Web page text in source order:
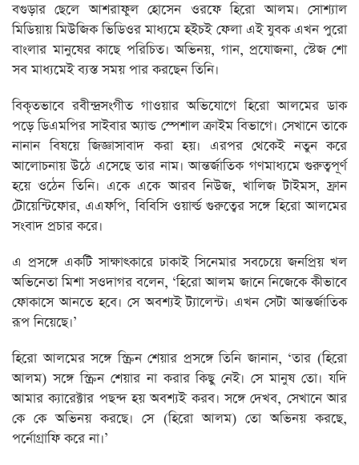
বগুড়ার ছেলে আশরাফুল হোসেন ওরফে হিরো আলম। সোশ্যাল
মিডিয়ায় মিউজিক ভিডিওর মাধ্যমে হইচই ফেলা এই যুবক এখন পুরো
বাংলার মানুষের কাছে পরিচিত। অভিনয়, গান, প্রযোজনা, স্টেজ শো
সব মাধ্যমেই ব্যস্ত সময় পার করছেন তিনি।
বিকৃতভাবে রবীন্দ্রসংগীত গাওয়ার অভিযোগে হিরো আলমের ডাক
পড়ে ডিএমপির সাইবার অ্যান্ড স্পেশাল ক্রাইম বিভাগে। সেখানে তাকে
নানান বিষয়ে জিজ্ঞাসাবাদ করা হয়। এরপর থেকেই নতুন করে
আলোচনায় উঠে এসেছে তার নাম। আন্তর্জাতিক গণমাধ্যমে গুরুত্বপূর্ণ
হয়ে ওঠেন তিনি। একে একে আরব নিউজ, খালিজ টাইমস, ফ্রান
টোয়েন্টিফোর, এএফপি, বিবিসি ওয়ার্ল্ড গুরুত্বের সঙ্গে হিরো আলমের
সংবাদ প্রচার করে।
এ প্রসঙ্গে একটি সাক্ষাৎকারে ঢাকাই সিনেমার সবচেয়ে জনপ্রিয় খল
অভিনেতা মিশা সওদাগর বলেন, ‘হিরো আলম জানে নিজেকে কীভাবে
ফোকাসে আনতে হবে। সে অবশ্যই ট্যালেন্ট। এখন সেটা আন্তর্জাতিক
রূপ নিয়েছে।’
হিরো আলমের সঙ্গে স্ক্রিন শেয়ার প্রসঙ্গে তিনি জানান, ‘তার (হিরো
আলম) সঙ্গে স্ক্রিন শেয়ার না করার কিছু নেই। সে মানুষ তো। যদি
আমার ক্যারেক্টার পছন্দ হয় অবশ্যই করব। সঙ্গে দেখব, সেখানে আর
কে কে অভিনয় করছে। সে (হিরো আলম) তো অভিনয় করছে,
পর্নোগ্রাফি করে না।’